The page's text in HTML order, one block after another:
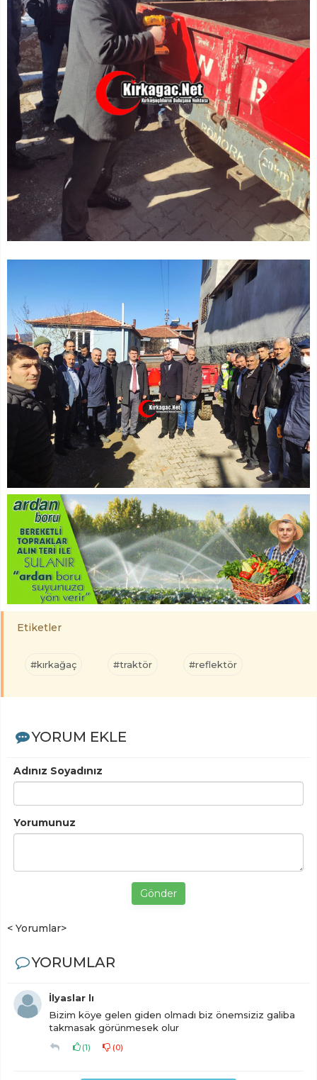
Etiketler
#kırkağaç #traktör #reflektör
YORUM EKLE
Adınız Soyadınız
Yorumunuz
Gönder
< Yorumlar>
YORUMLAR
İlyaslar lı
Bizim köye gelen giden olmadı biz önemsiziz galiba
takmasak görünmesek olur
(1) (0)